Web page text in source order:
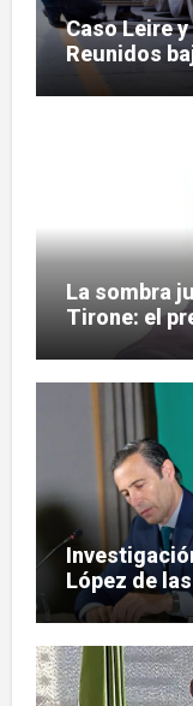
Caso Leire
Reunidos
de 112,8
La sombra
Tirone: el
López de
por
Tubos